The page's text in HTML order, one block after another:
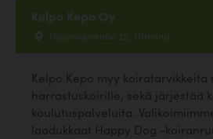
Kelpo Kepo Oy
Haanvuorentie 25, Hamina
Kelpo Kepo myy koiratarvikkeita
harrastuskoirille, sekä järjestää
koulutuspalveluita.
laadukkaat Happy Dog -